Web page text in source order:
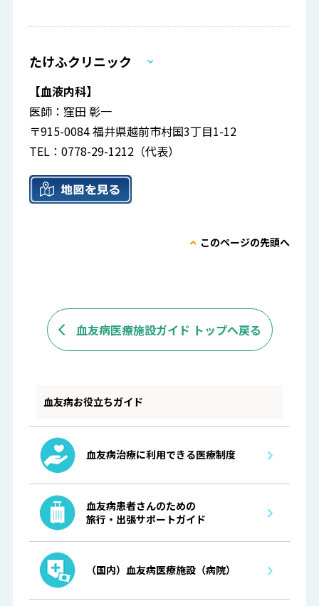
たけふクリニック
【血液内科】
医師：窪田 彰一
〒915-0084 福井県越前市村国3丁目1-12
TEL：0778-29-1212（代表）
このページの先頭へ
血友病医療施設ガイド トップへ戻る
血友病お役立ちガイド
血友病治療に利用できる医療制度
血友病患者さんのための
旅行・出張サポートガイド
（国内）血友病医療施設（病院）